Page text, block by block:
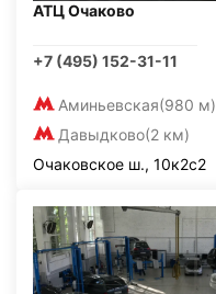
АТЦ Очаково
+7 (495) 152-31-11
Аминьевская(980 м)
Давыдково(2 км)
Очаковское ш., 10к2с2